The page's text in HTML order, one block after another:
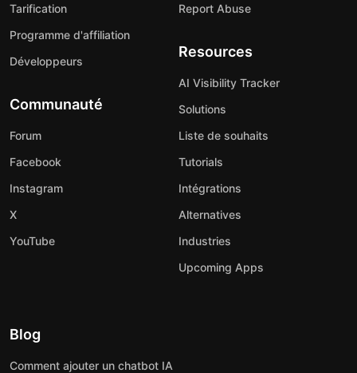
Tarification
Programme d'affiliation
Développeurs
Communauté
Forum
Facebook
Instagram
X
YouTube
Report Abuse
Resources
AI Visibility Tracker
Solutions
Liste de souhaits
Tutorials
Intégrations
Alternatives
Industries
Upcoming Apps
Blog
Comment ajouter un chatbot IA